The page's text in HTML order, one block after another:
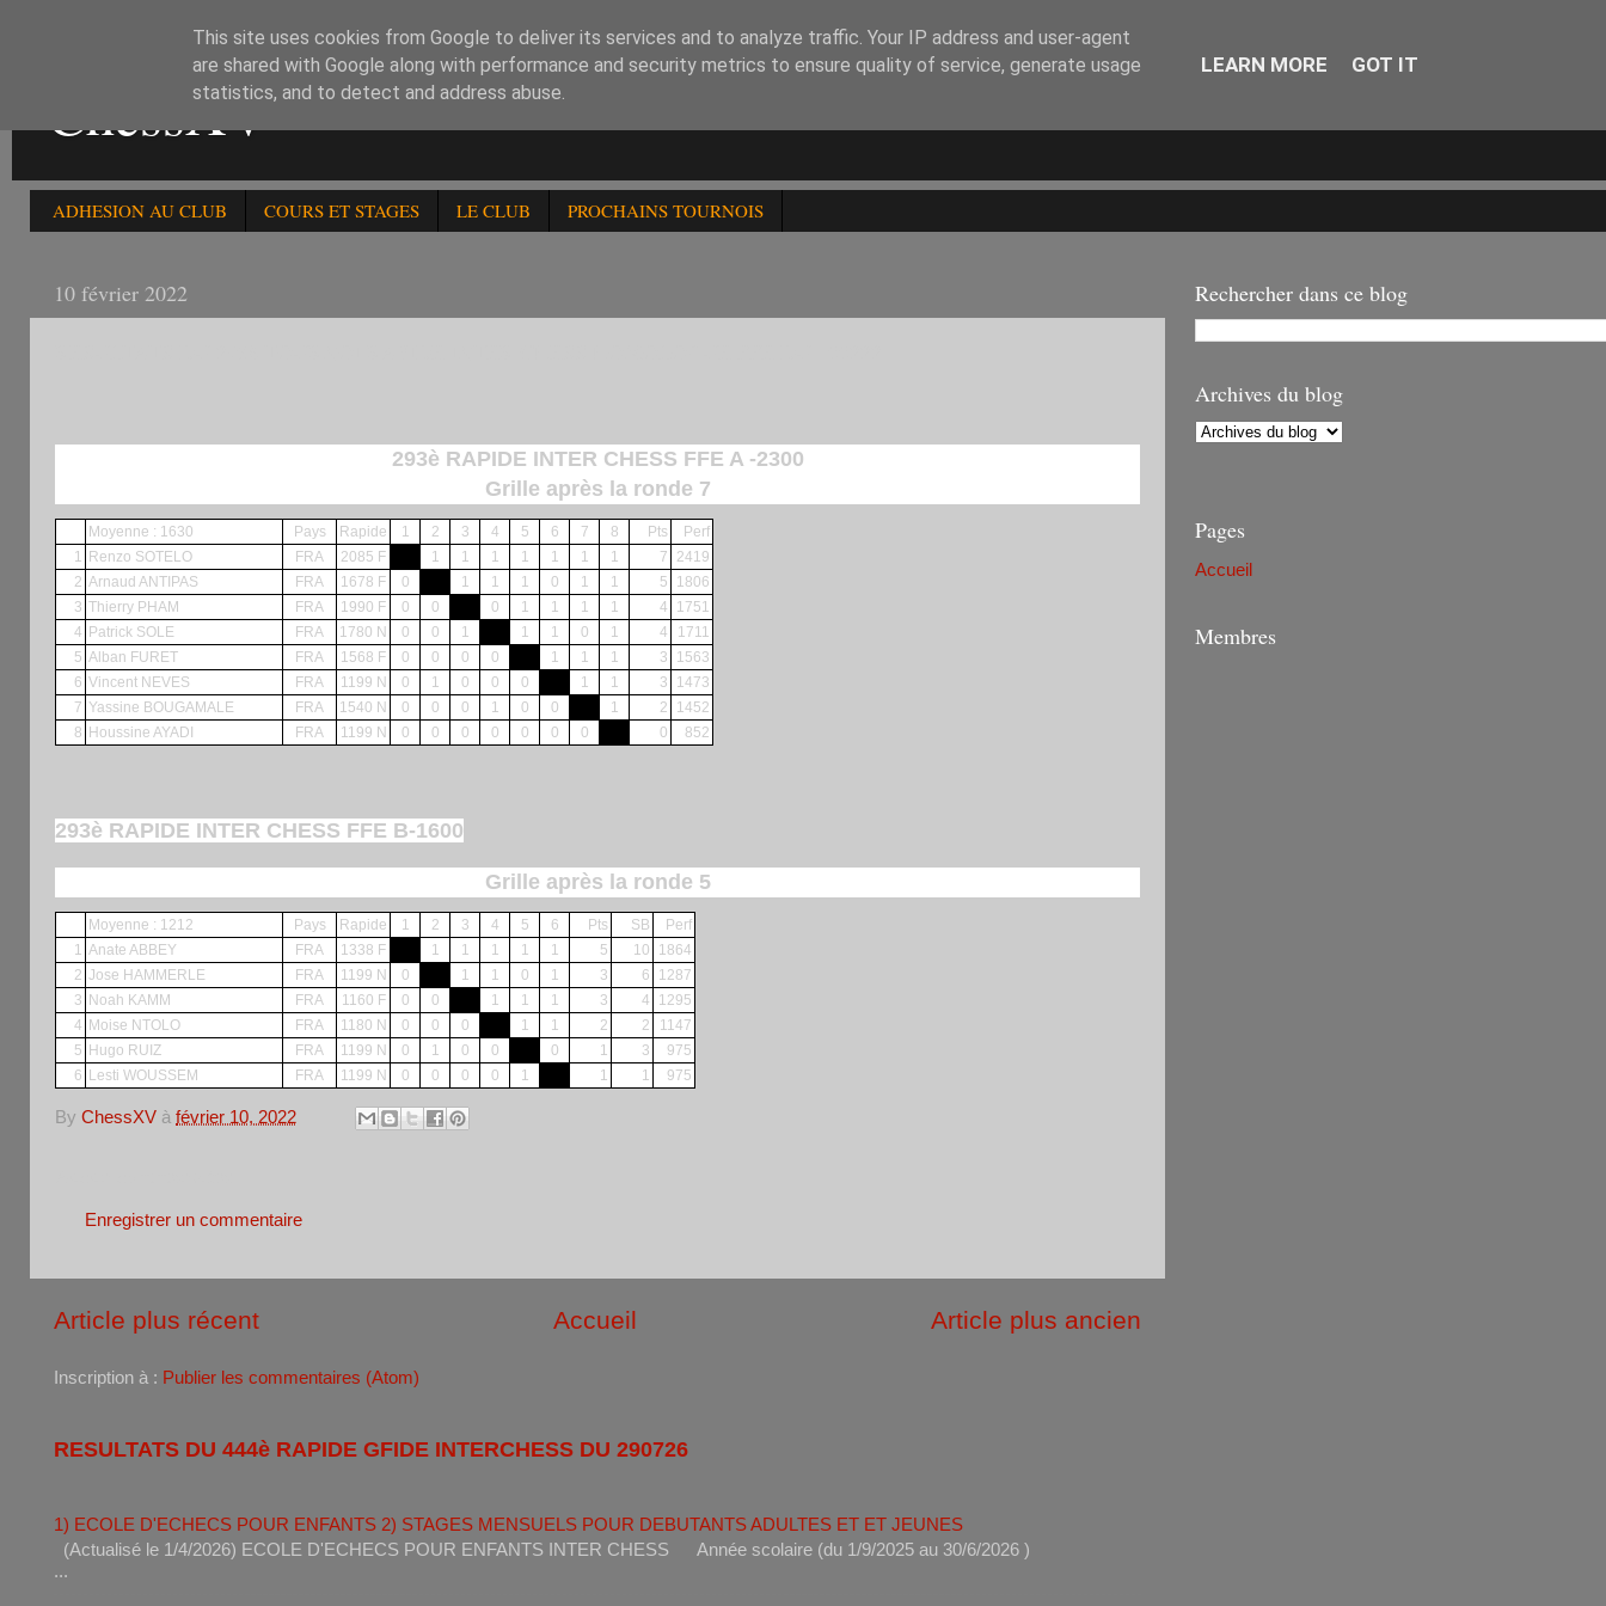
ChessXV
ADHESION AU CLUB COURS ET STAGES LE CLUB PROCHAINS TOURNOIS
10 février 2022
293è RAPIDE INTER CHESS FFE A -2300
Grille après la ronde 7
Moyenne : 1630 Pays Rapide 1 2 3 4 5 6 7 8 Pts
Perf
1 Renzo SOTELO FRA 2085 F 1 1 1 1 1 1 1 7
2419
2 Arnaud ANTIPAS FRA 1678 F 0 1 1 1 0 1 1 5
1806
3 Thierry PHAM FRA 1990 F 0 0 0 1 1 1 1 4
1751
4 Patrick SOLE FRA 1780 N 0 0 1 1 1 0 1 4
1711
5 Alban FURET FRA 1568 F 0 0 0 0 1 1 1 3
1563
6 Vincent NEVES FRA 1199 N 0 1 0 0 0 1 1 3
1473
7 Yassine BOUGAMALE FRA 1540 N 0 0 0 1 0 0 1 2
1452
8 Houssine AYADI FRA 1199 N 0 0 0 0 0 0 0 0 852
293è RAPIDE INTER CHESS FFE B-1600
Grille après la ronde 5
Moyenne : 1212 Pays Rapide 1 2 3 4 5 6 Pts SB
Perf
1
Anate ABBEY FRA 1338 F 1 1 1 1 1 5 10
1864
2 Jose HAMMERLE FRA 1199 N 0 1 1 0 1 3 6
1287
3 Noah KAMM FRA 1160 F 0 0 1 1 1 3 4
1295
4 Moise NTOLO FRA 1180 N 0 0 0 1 1 2 2
1147
5 Hugo RUIZ FRA 1199 N 0 1 0 0 0 1 3
975
6 Lesti WOUSSEM FRA 1199 N 0 0 0 0 1 1 1 975
By ChessXV à février 10, 2022
Enregistrer un commentaire
Article plus récent Article plus ancien
Accueil
Inscription à : Publier les commentaires (Atom)
RESULTATS DU 444è RAPIDE GFIDE INTERCHESS DU 290726
1) ECOLE D'ECHECS POUR ENFANTS 2) STAGES MENSUELS POUR DEBUTANTS ADULTES ET ET JEUNES
(Actualisé le 1/4/2026) ECOLE D'ECHECS POUR ENFANTS INTER CHESS Année scolaire (du 1/9/2025 au 30/6/2026 )
...
Rechercher dans ce blog
Archives du blog
Pages
Accueil
Membres
This site uses cookies from Google to deliver its services and to analyze traffic. Your IP address and user-agent
are shared with Google along with performance and security metrics to ensure quality of service, generate usage
statistics, and to detect and address abuse.
LEARN MORE GOT IT